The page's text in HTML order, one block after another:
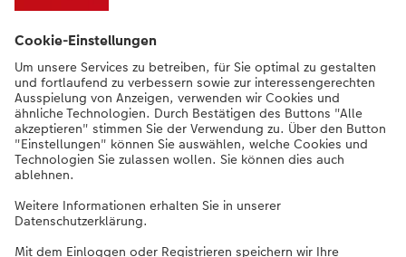
Unternehmen
Sortiment
Weitere Produkte